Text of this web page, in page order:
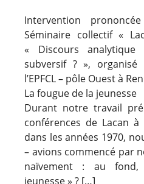
Intervention
Séminaire collectif «
« Discours
subversif ? »,
l’EPFCL – pôle Ouest à
La fougue de la jeunesse
Durant notre travail
conférences de Lacan
dans les années 1970,
– avions commencé par
naïvement : au
jeunesse » ? […]